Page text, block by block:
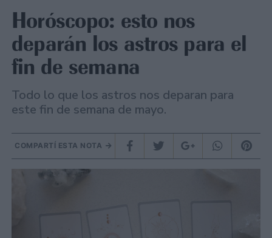
Horóscopo: esto nos
deparán los astros para el
fin de semana
Todo lo que los astros nos deparan para
este fin de semana de mayo.
COMPARTÍ ESTA NOTA